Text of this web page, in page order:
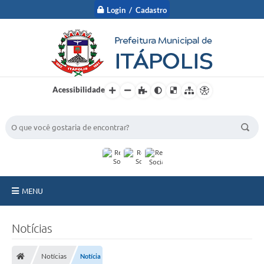
Login / Cadastro
Acessibilidade
MENU
Notícias
Notícias Notícia